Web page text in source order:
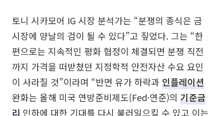
토니 시카모어 IG 시장 분석가는 “분쟁의 종식은 금
시장에 양날의 검이 될 수 있다”고 짚었다. 그는 “한
편으로는 지속적인 평화 협정이 체결되면 분쟁 직전
까지 가격을 떠받쳤던 지정학적 안전자산 수요 요인
이 사라질 것”이라며 “반면 유가 하락과 인플레이션
완화는 올해 미국 연방준비제도(Fed·연준)의 기준금
리 인하에 대한 기대를 다시 불러일으킬 수 있고 이는